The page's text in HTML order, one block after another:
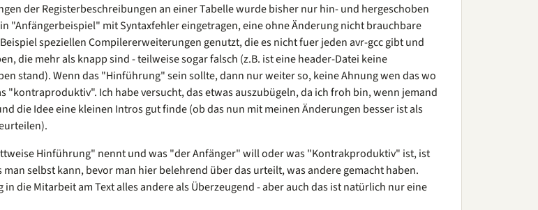
der Registerbeschreibungen an einer Tabelle wurde bisher nur hin- und hergeschoben
"Anfängerbeispiel" mit Syntaxfehler eingetragen, eine ohne Änderung nicht brauchbare
speziellen Compilererweiterungen genutzt, die es nicht fuer jeden avr-gcc gibt und
die mehr als knapp sind - teilweise sogar falsch (z.B. ist eine header-Datei keine
stand). Wenn das "Hinführung" sein sollte, dann nur weiter so, keine Ahnung wen das wo
"kontraproduktiv". Ich habe versucht, das etwas auszubügeln, da ich froh bin, wenn jemand
die Idee eine kleinen Intros gut finde (ob das nun mit meinen Änderungen besser ist als
Hinführung" nennt und was "der Anfänger" will oder was "Kontrakproduktiv" ist, ist
man selbst kann, bevor man hier belehrend über das urteilt, was andere gemacht haben.
in die Mitarbeit am Text alles andere als Überzeugend - aber auch das ist natürlich nur eine